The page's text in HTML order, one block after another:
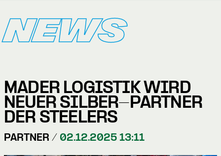
NEWS
MADER LOGISTIK WIRD
NEUER SILBER-PARTNER
DER STEELERS
PARTNER / 02.12.2025 13:11